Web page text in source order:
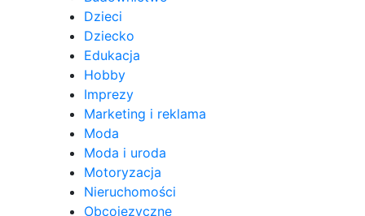
Dzieci
Dziecko
Edukacja
Hobby
Imprezy
Marketing i reklama
Moda
Moda i uroda
Motoryzacja
Nieruchomości
Obcojęzyczne